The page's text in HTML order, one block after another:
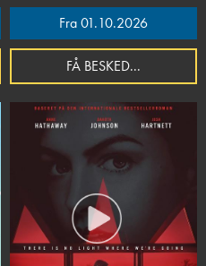
Fra 01.10.2026
FÅ BESKED...